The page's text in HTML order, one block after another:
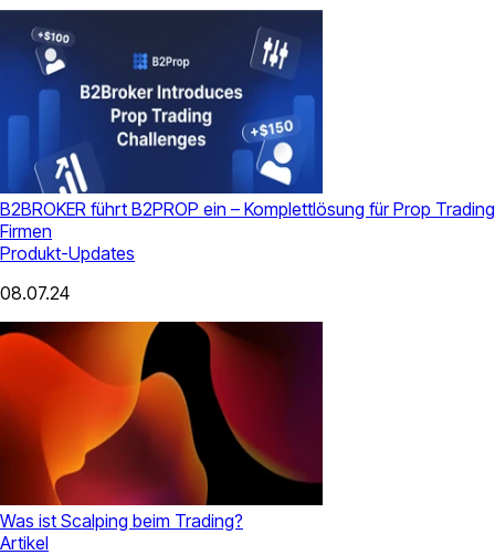
B2BROKER führt B2PROP ein – Komplettlösung für Prop Trading
Firmen
Produkt-Updates
08.07.24
Was ist Scalping beim Trading?
Artikel